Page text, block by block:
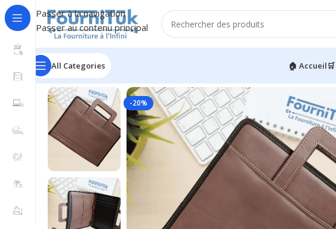
Passer à la navigation
Passer au contenu principal
All Categories 🏠 Accueil
Accueil/Fourniture de Bureau
-20%